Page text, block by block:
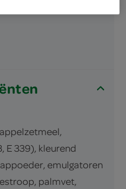
E 339), kleurend
emulgatoren
palmvet,